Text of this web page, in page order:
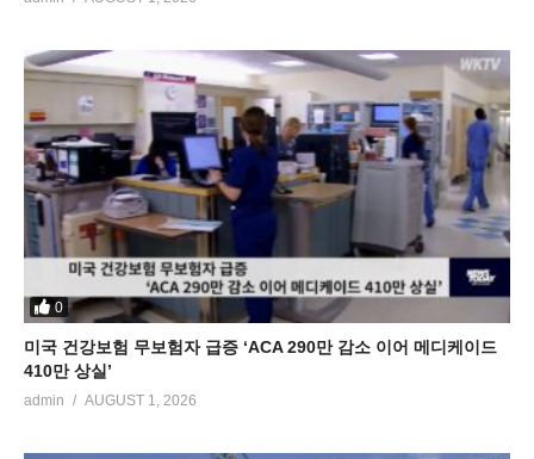
0
미국 건강보험 무보험자 급증 ‘ACA 290만 감소 이어 메디케이드
410만 상실’
admin AUGUST 1, 2026